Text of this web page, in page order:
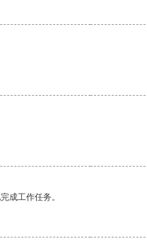
成工作任务。